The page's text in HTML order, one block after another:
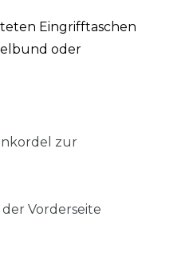
Eingrifftaschen
oder
zur
Vorderseite